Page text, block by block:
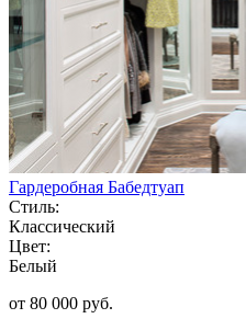
Гардеробная Бабедтуап
Стиль:
Классический
Цвет:
Белый
от 80 000 руб.